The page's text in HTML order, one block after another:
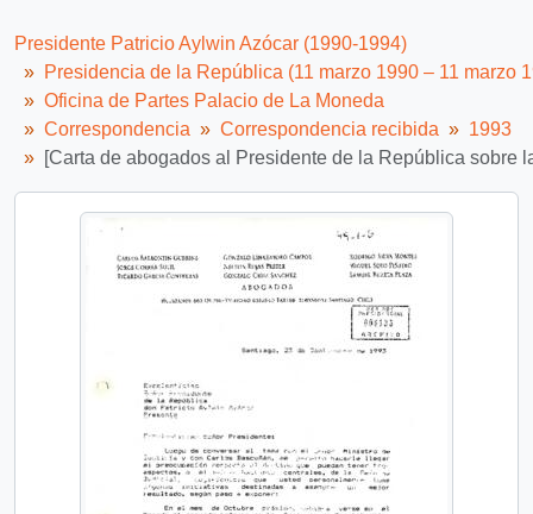
Presidente Patricio Aylwin Azócar (1990-1994)
Presidencia de la República (11 marzo 1990 – 11 marzo
Oficina de Partes Palacio de La Moneda
Correspondencia
Correspondencia recibida
1993
[Carta de abogados al Presidente de la República sobre